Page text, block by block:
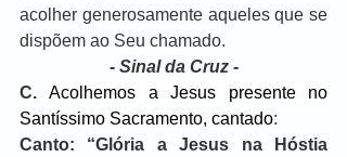
acolher generosamente aqueles que se
dispõem ao Seu chamado.
- Sinal da Cruz -
C.
Acolhemos a Jesus presente no
Santíssimo Sacramento, cantado:
Canto: “Glória a Jesus na Hóstia